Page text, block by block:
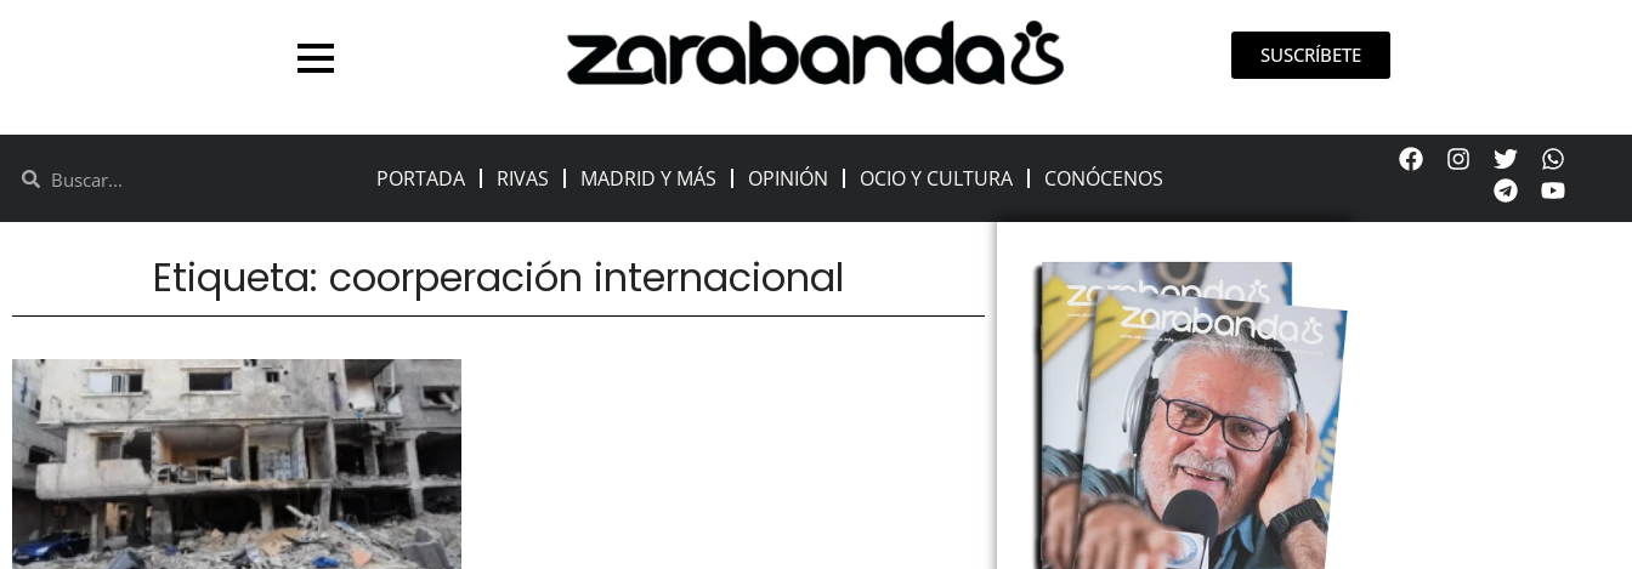
SUSCRÍBETE
PORTADA RIVAS MADRID Y MÁS OPINIÓN OCIO Y CULTURA CONÓCENOS
Etiqueta: coorperación internacional